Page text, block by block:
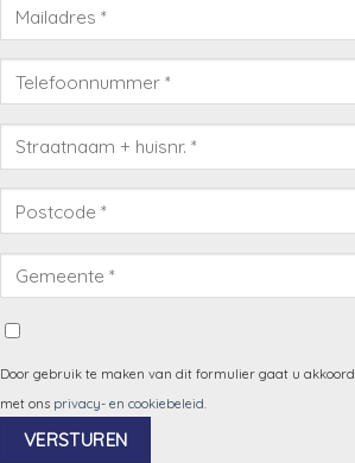
Door gebruik te maken van dit formulier gaat u akkoord
met ons privacy- en cookiebeleid.